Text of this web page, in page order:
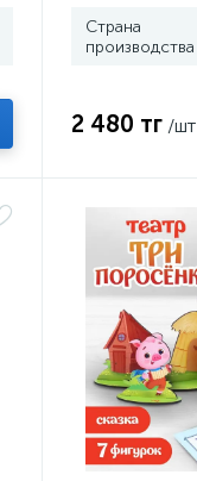
Страна
производства
2 480 тг /шт